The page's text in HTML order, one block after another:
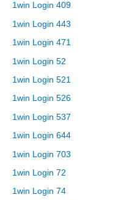
1win Login 409
1win Login 443
1win Login 471
1win Login 52
1win Login 521
1win Login 526
1win Login 537
1win Login 644
1win Login 703
1win Login 72
1win Login 74